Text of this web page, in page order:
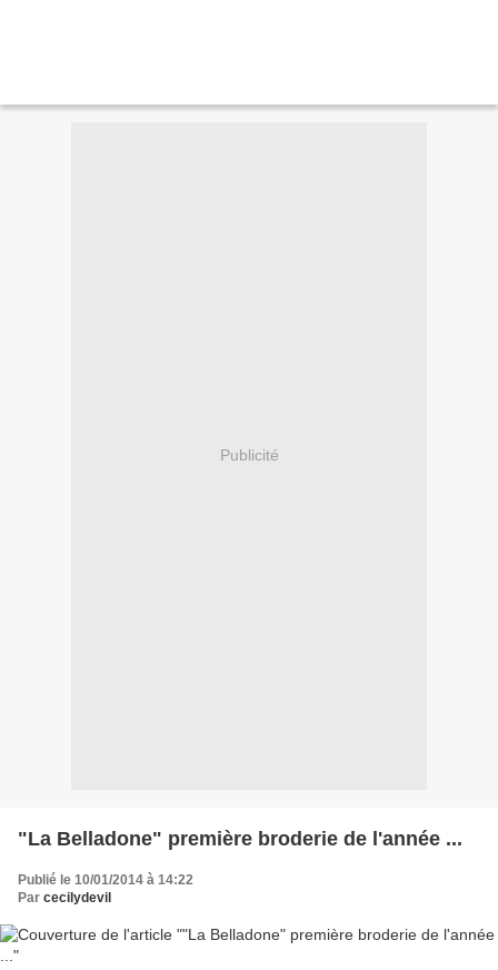
Publicité
"La Belladone" première broderie de l'année ...
Publié le 10/01/2014 à 14:22
Par cecilydevil